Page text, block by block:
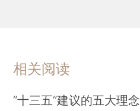
相关阅读
“十三五”建议的五大理念